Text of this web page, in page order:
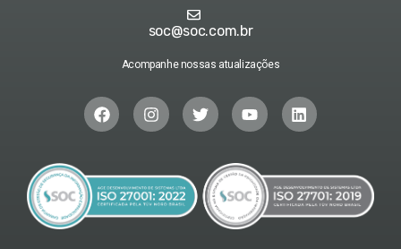
soc@soc.com.br
Acompanhe nossas atualizações